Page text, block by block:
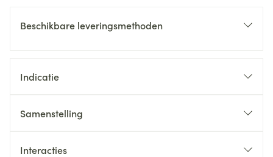
Beschikbare leveringsmethoden
Indicatie
Samenstelling
Interacties